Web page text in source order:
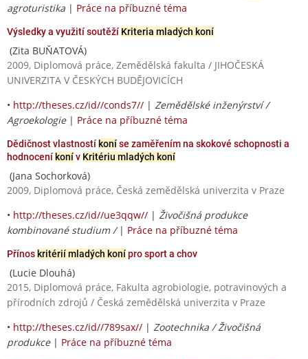
agroturistika | Práce na příbuzné téma
Výsledky a využití soutěží Kriteria mladých koní
(Zita BUŇATOVÁ)
2009, Diplomová práce, Zemědělská fakulta / JIHOČESKÁ
UNIVERZITA V ČESKÝCH BUDĚJOVICÍCH
• http://theses.cz/id//conds7// | Zemědělské inženýrství /
Agroekologie| Práce na příbuzné téma
Dědičnost vlastnostíkoníse zaměřením na skokové schopnosti a
hodnoceníkonív Kritériu mladých koní
(Jana Sochorková)
2009, Diplomová práce, Česká zemědělská univerzita v Praze
• http://theses.cz/id//ue3qqw// | Živočišná produkce
kombinované studium / | Práce na příbuzné téma
Přínoskritérií mladých konípro sport a chov
(Lucie Dlouhá)
2015, Diplomová práce, Fakulta agrobiologie, potravinových a
přírodních zdrojů / Česká zemědělská univerzita v Praze
• http://theses.cz/id//789sax// | Zootechnika / Živočišná
produkce| Práce na příbuzné téma